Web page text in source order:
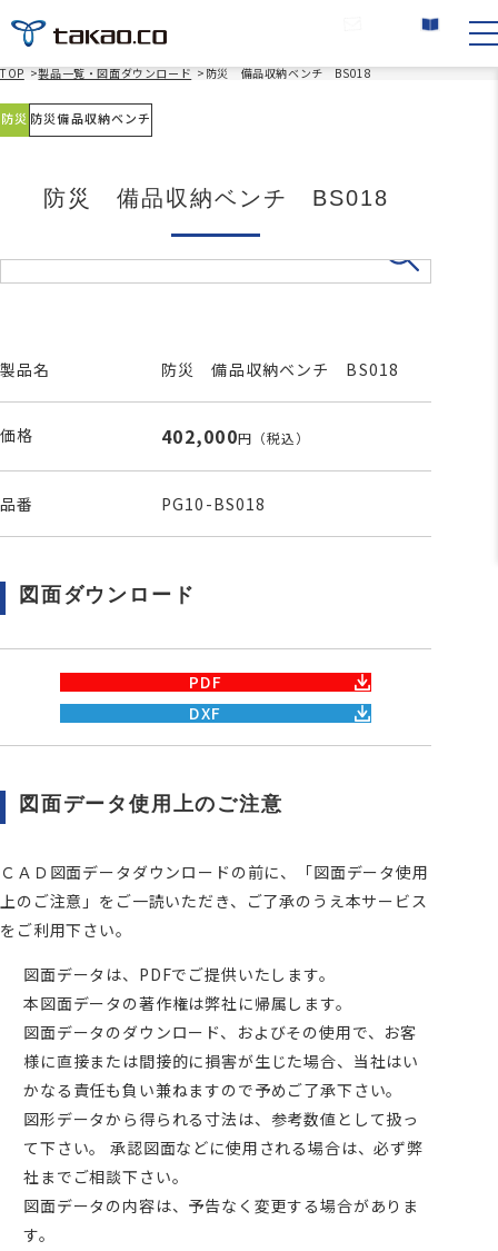
TOP >製品一覧・図面ダウンロード > 防災 備品収納ベンチ BS018
防災 防災備品収納ベンチ
防災 備品収納ベンチ BS018
製品名 防災 備品収納ベンチ BS018
価格 402,000円 （税込）
品番 PG10-BS018
図面ダウンロード
PDF
DXF
図面データ使用上のご注意
ＣＡＤ図面データダウンロードの前に、「図面データ使用
上のご注意」をご一読いただき、ご了承のうえ本サービス
をご利用下さい。
図面データは、PDFでご提供いたします。
本図面データの著作権は弊社に帰属します。
図面データのダウンロード、およびその使用で、お客
様に直接または間接的に損害が生じた場合、当社はい
かなる責任も負い兼ねますので予めご了承下さい。
図形データから得られる寸法は、参考数値として扱っ
て下さい。 承認図面などに使用される場合は、必ず弊
社までご相談下さい。
図面データの内容は、予告なく変更する場合がありま
す。